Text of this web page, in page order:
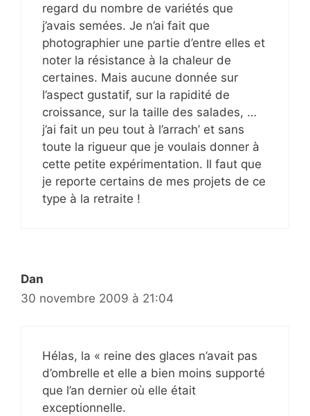
regard du nombre de variétés que
j’avais semées. Je n’ai fait que
photographier une partie d’entre elles et
noter la résistance à la chaleur de
certaines. Mais aucune donnée sur
l’aspect gustatif, sur la rapidité de
croissance, sur la taille des salades, …
j’ai fait un peu tout à l’arrach’ et sans
toute la rigueur que je voulais donner à
cette petite expérimentation. Il faut que
je reporte certains de mes projets de ce
type à la retraite !
Dan
30 novembre 2009 à 21:04
Hélas, la « reine des glaces n’avait pas
d’ombrelle et elle a bien moins supporté
que l’an dernier où elle était
exceptionnelle.